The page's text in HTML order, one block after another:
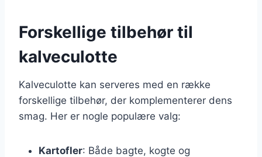
Forskellige tilbehør til
kalveculotte
Kalveculotte kan serveres med en række
forskellige tilbehør, der komplementerer dens
smag. Her er nogle populære valg:
Kartofler: Både bagte, kogte og